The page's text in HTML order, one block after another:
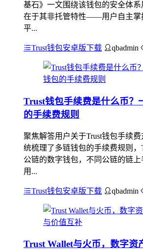
基石》一文围绕该钱包的安全体
在于其非托管特性——用户自主掌
平...
Trust钱包安卓版下载 qbadmin
Trust钱包手续费是什么币？
的手续费规则
聚焦解答用户关于Trust钱包手续
统梳理了多链钱包的手续费规则，
公链的数字钱包，不同公链的链上
用...
Trust钱包安卓版下载 qbadmin
Trust Wallet与火币，数字资